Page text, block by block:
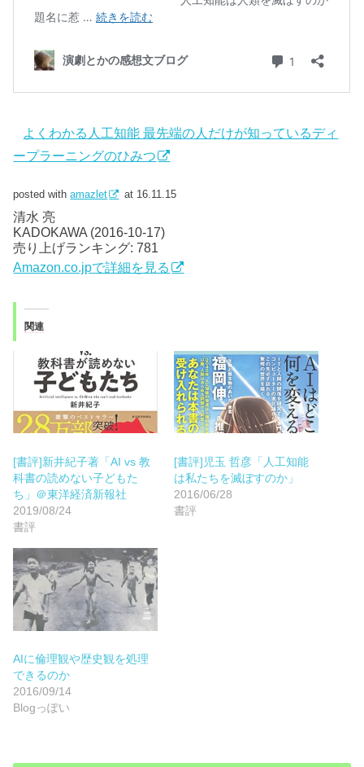
よくわかる人工知能 最先端の人だけが知っているディ
ープラーニングのひみつ
posted withamazlet at 16.11.15
清水 亮
KADOKAWA (2016-10-17)
売り上げランキング: 781
Amazon.co.jpで詳細を見る
関連
[書評]新井紀子著「AI vs 教
科書の読めない子どもた
ち」＠東洋経済新報社
2019/08/24
書評
[書評]児玉 哲彦「人工知能
は私たちを滅ぼすのか」
2016/06/28
書評
AIに倫理観や歴史観を処理
できるのか
2016/09/14
Blogっぽい